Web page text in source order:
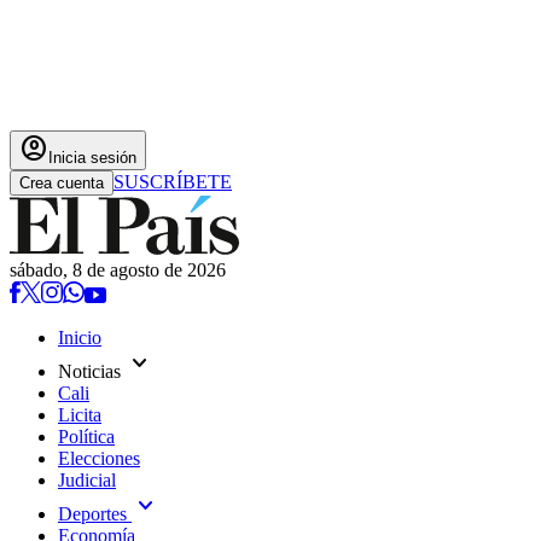
account_circle Inicia sesión
Crea cuenta SUSCRÍBETE
sábado, 8 de agosto de 2026
Inicio
Noticias expand_more
Cali
Licita
Política
Elecciones
Judicial
Deportes expand_more
Economía